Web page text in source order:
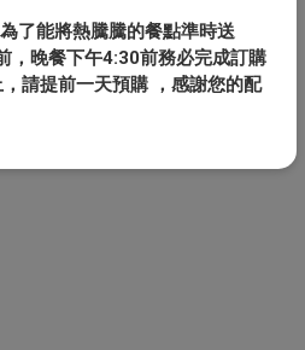
了能將熱騰騰的餐點準時送
，晚餐下午4:30前務必完成訂購
請提前一天預購 ，感謝您的配